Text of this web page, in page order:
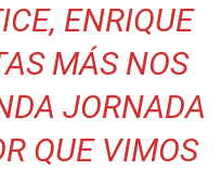
ENRIQUE
MÁS NOS
JORNADA
QUE VIMOS